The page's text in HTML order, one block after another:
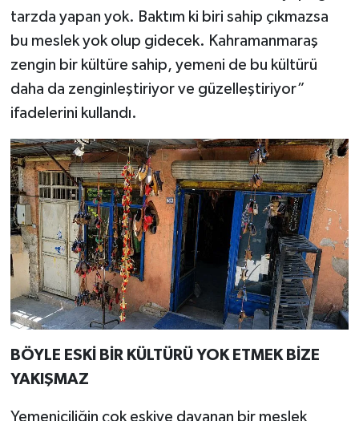
tarzda yapan yok. Baktım ki biri sahip çıkmazsa
bu meslek yok olup gidecek. Kahramanmaraş
zengin bir kültüre sahip, yemeni de bu kültürü
daha da zenginleştiriyor ve güzelleştiriyor”
ifadelerini kullandı.
BÖYLE ESKİ BİR KÜLTÜRÜ YOK ETMEK BİZE
YAKIŞMAZ
Yemeniciliğin çok eskiye dayanan bir meslek